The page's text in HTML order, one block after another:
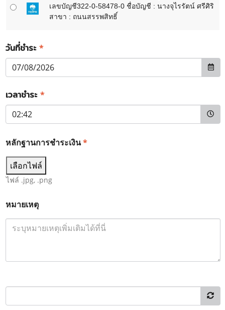
เลขบัญชี322-0-58478-0 ชื่อบัญชี : นางจุไรรัตน์ ศรีศิริ
สาขา : ถนนสรรพสิทธิ์
วันที่ชำระ *
เวลาชำระ *
หลักฐานการชำระเงิน*
เลือกไฟล์
ไฟล์ .jpg, .png
หมายเหตุ